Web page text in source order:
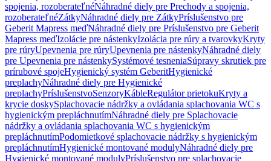
spojenia, rozoberateľnéNáhradné diely pre Prechody a spojenia,
rozoberateľnéZátkyNáhradné diely pre ZátkyPríslušenstvo pre
Geberit Mapress meďNáhradné diely pre Príslušenstvo pre Geberit
Mapress meďIzolácie pre nástenkyIzolácia pre rúry a tvarovkyKryty
pre rúryUpevnenia pre rúryUpevnenia pre nástenkyNáhradné diely
pre Upevnenia pre nástenkySystémové tesneniaSúpravy skrutiek pre
prírubové spojeHygienický systém GeberitHygienické
preplachyNáhradné diely pre Hygienické
preplachyPríslušenstvoSenzoryKábleRegulátor prietokuKryty a
krycie doskySplachovacie nádržky a ovládania splachovania WC s
hygienickým prepláchnutímNáhradné diely pre Splachovacie
nádržky a ovládania splachovania WC s hygienickým
prepláchnutímPodomietkové splachovacie nádržky s hygienickým
prepláchnutímHygienické montované modulyNáhradné diely pre
Hygienické montované modulyPríslušenstvo pre splachovacie